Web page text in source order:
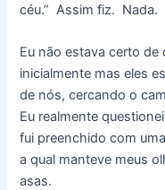
céu.” Assim fiz. Nada.
Eu não estava certo de
inicialmente mas eles
de nós, cercando o
Eu realmente
fui preenchido com
a qual manteve meus
asas.